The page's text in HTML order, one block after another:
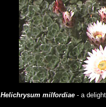
Helichrysum milfordiae - a